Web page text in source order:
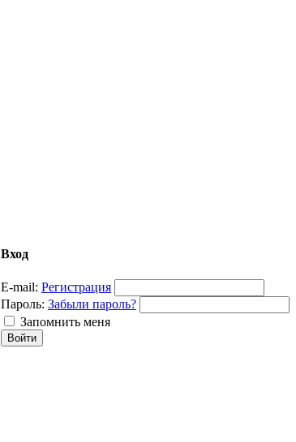
Вход
E-mail: Регистрация
Пароль: Забыли пароль?
Запомнить меня